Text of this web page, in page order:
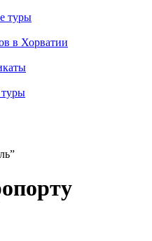
туры
в Хорватии
туры